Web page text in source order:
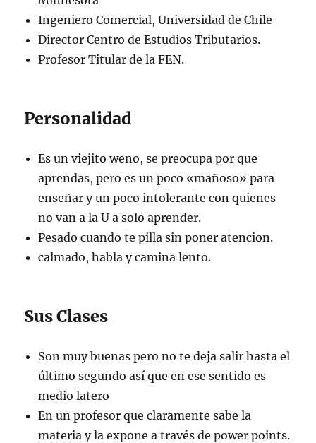
Ingeniero Comercial, Universidad de Chile
Director Centro de Estudios Tributarios.
Profesor Titular de la FEN.
Personalidad
Es un viejito weno, se preocupa por que
aprendas, pero es un poco «mañoso» para
enseñar y un poco intolerante con quienes
no van a la U a solo aprender.
Pesado cuando te pilla sin poner atencion.
calmado, habla y camina lento.
Sus Clases
Son muy buenas pero no te deja salir hasta el
último segundo así que en ese sentido es
medio latero
En un profesor que claramente sabe la
materia y la expone a través de power points.